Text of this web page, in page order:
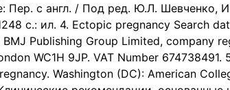
Пер. с англ. / Под ред. Ю.Л. Шевченко,
с.: ил. 4. Ectopic pregnancy Search
Publishing Group Limited, company
WC1H 9JP. VAT Number
Washington (DC): American